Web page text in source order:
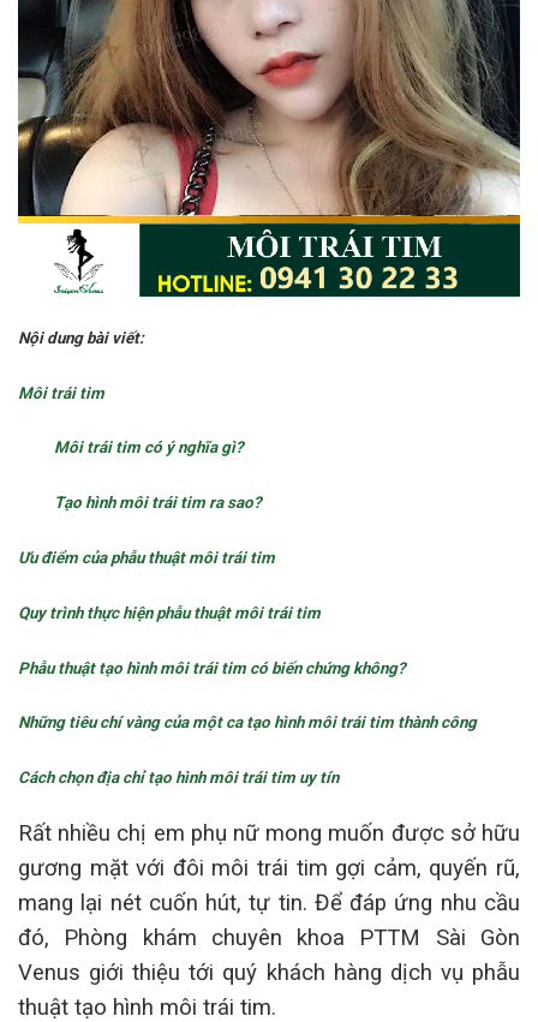
Nội dung bài viết:
Môi trái tim
Môi trái tim có ý nghĩa gì?
Tạo hình môi trái tim ra sao?
Ưu điểm của phẫu thuật môi trái tim
Quy trình thực hiện phẫu thuật môi trái tim
Phẫu thuật tạo hình môi trái tim có biến chứng không?
Những tiêu chí vàng của một ca tạo hình môi trái tim thành công
Cách chọn địa chỉ tạo hình môi trái tim uy tín
Rất nhiều chị em phụ nữ mong muốn được sở hữu
gương mặt với đôi môi trái tim gợi cảm, quyến rũ,
mang lại nét cuốn hút, tự tin. Để đáp ứng nhu cầu
đó, Phòng khám chuyên khoa PTTM Sài Gòn
Venus giới thiệu tới quý khách hàng dịch vụ phẫu
thuật tạo hình môi trái tim.